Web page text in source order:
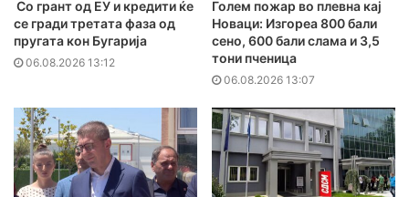
Со грант од ЕУ и кредити ќе
се гради третата фаза од
пругата кон Бугарија
06.08.2026 13:12
Голем пожар во плевна кај
Новаци: Изгореа 800 бали
сено, 600 бали слама и 3,5
тони пченица
06.08.2026 13:07